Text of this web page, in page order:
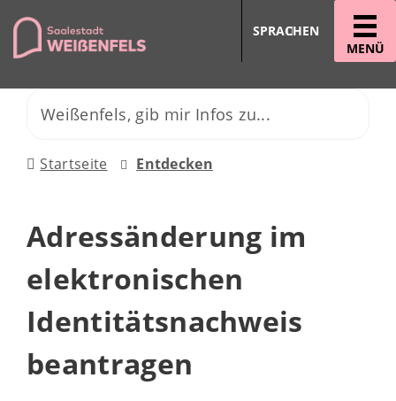
MENÜ
SPRACHEN
Startseite Entdecken
Adressänderung im
elektronischen
Identitätsnachweis
beantragen